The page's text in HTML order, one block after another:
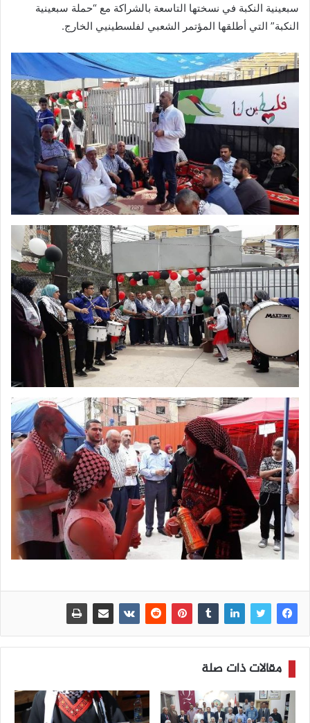
سبعينية النكبة في نسختها التاسعة بالشراكة مع “حملة سبعينية
النكبة” التي أطلقها المؤتمر الشعبي لفلسطينيي الخارج.
مقالات ذات صلة